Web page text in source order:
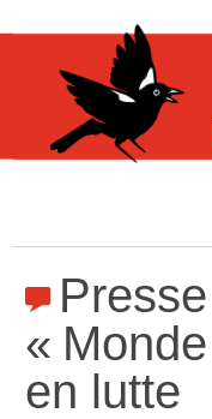
« Monde
en lutte